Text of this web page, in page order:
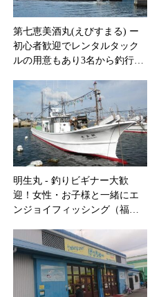
第七恵美酒丸(えびすまる) ー
初心者歓迎でレンタルタック
ルの用意もあり3名から釣行…
明生丸 ‐ 釣りビギナー大歓
迎！女性・お子様と一緒にエ
ンジョイフィッシング（福…